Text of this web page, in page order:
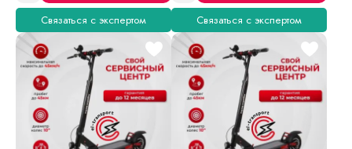
Связаться с экспертом Связаться с экспертом